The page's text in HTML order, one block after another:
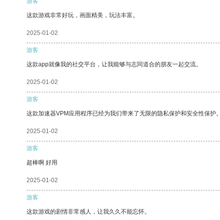
这款游戏非常好玩，画面精美，玩法丰富。
2025-01-02
游客
这款app就像我的社交平台，让我能够与志同道合的朋友一起交流。
2025-01-02
游客
这款加速器VPM应用程序已经为我们带来了无限的隐私保护和安全性保护
2025-01-02
游客
超棒啊 好用
2025-01-02
游客
这款游戏的剧情非常感人，让我久久不能忘怀。